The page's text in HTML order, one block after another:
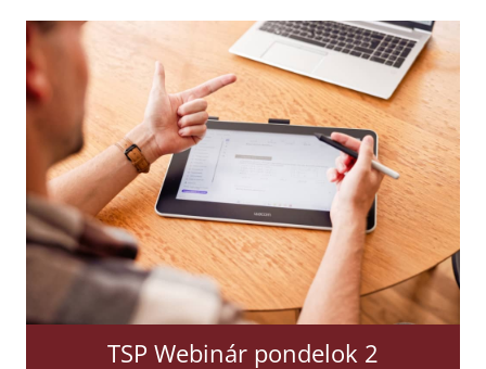
TSP Webinár pondelok 2